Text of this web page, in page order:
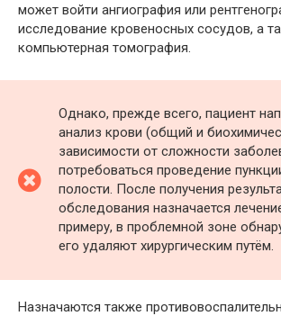
может войти ангиография или
исследование кровеносных сосудов, а
компьютерная томография.
Однако, прежде всего, пациент
анализ крови (общий и
зависимости от сложности
потребоваться проведение
полости. После получения
обследования назначается
примеру, в проблемной зоне
его удаляют хирургическим путём.
Назначаются также